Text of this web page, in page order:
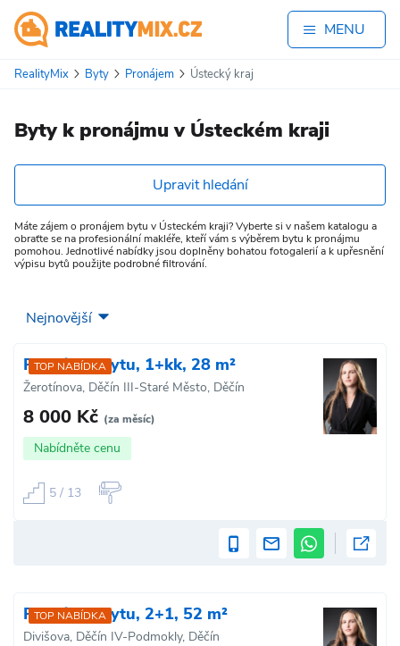
MENU
RealityMix Byty Pronájem Ústecký kraj
Byty k pronájmu v Ústeckém kraji
Upravit hledání
Máte zájem o pronájem bytu v Ústeckém kraji? Vyberte si v našem katalogu a
obraťte se na profesionální makléře, kteří vám s výběrem bytu k pronájmu
pomohou. Jednotlivé nabídky jsou doplněny bohatou fotogalerií a k upřesnění
výpisu bytů použijte podrobné filtrování.
TOP NABÍDKA
Pronájem bytu, 1+kk, 28 m²
Žerotínova, Děčín III-Staré Město, Děčín
8 000 Kč (za měsíc)
Nabídněte cenu
5 / 13
TOP NABÍDKA
Pronájem bytu, 2+1, 52 m²
Divišova, Děčín IV-Podmokly, Děčín